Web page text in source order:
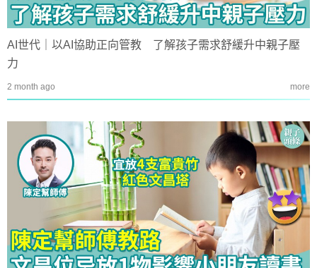
AI世代｜以AI協助正向管教 了解孩子需求舒緩升中親子壓
力
2 month ago more